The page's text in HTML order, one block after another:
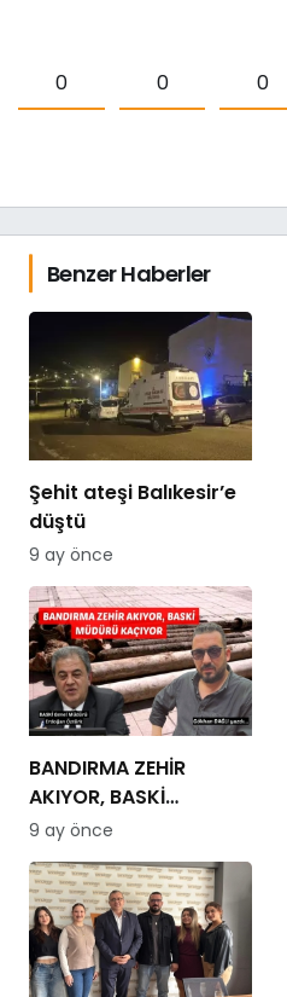
0 0 0
Benzer Haberler
Şehit ateşi Balıkesir’e
düştü
9 ay önce
BANDIRMA ZEHİR
AKIYOR, BASKİ
MÜDÜRÜ KAÇIYOR
9 ay önce